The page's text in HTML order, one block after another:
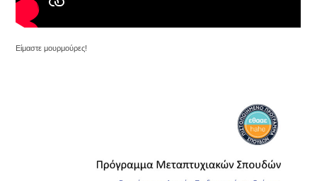
Είμαστε μουρμούρες!